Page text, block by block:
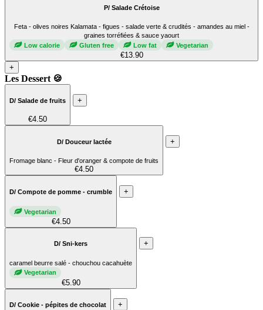
P/ Salade Crétoise
Feta - olives noires Kalamata - figues - salade verte & crudités - amandes au miel -
graines torréfiées & sauce yaourt
Low calorie
Gluten free Low fat Vegetarian
€13.90
+
Les Dessert 🍪
D/ Salade de fruits
€4.50
+
D/ Douceur lactée
Fromage blanc - Fleur d'oranger & compote de fruits
€4.50
+
D/ Compote de pomme - crumble
Vegetarian
€4.50
+
D/ Sni-kers
caramel beurre salé - chouchou cacahuète
Vegetarian
€5.90
+
D/ Cookie - pépites de chocolat +